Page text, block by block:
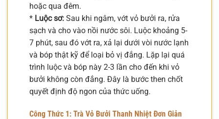
hoặc qua đêm.
* Luộc sơ: Sau khi ngâm, vớt vỏ bưởi ra, rửa
sạch và cho vào nồi nước sôi. Luộc khoảng 5-
7 phút, sau đó vớt ra, xả lại dưới vòi nước lạnh
và bóp thật kỹ để loại bỏ vị đắng. Lặp lại quá
trình luộc và bóp này 2-3 lần cho đến khi vỏ
bưởi không còn đắng. Đây là bước then chốt
quyết định độ ngon của thức uống.
Công Thức 1: Trà Vỏ Bưởi Thanh Nhiệt Đơn Giản